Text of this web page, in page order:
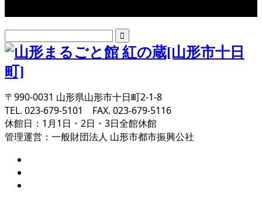
〒990-0031 山形県山形市十日町2-1-8
TEL. 023-679-5101 FAX. 023-679-5116
休館日：1月1日・2日・3日全館休館
管理運営：一般財団法人 山形市都市振興公社